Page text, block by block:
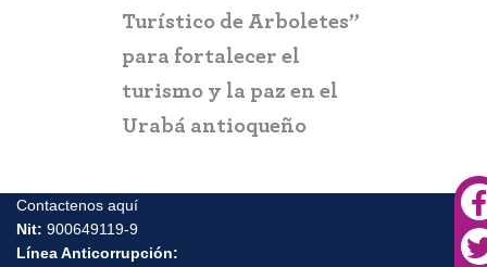
Turístico de Arboletes”
para fortalecer el
turismo y la paz en el
Urabá antioqueño
Contactenos aquí
Nit: 900649119-9
Línea Anticorrupción: